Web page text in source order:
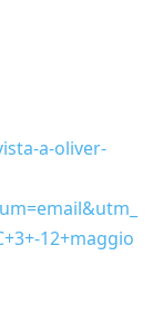
a-oliver-
12+maggio